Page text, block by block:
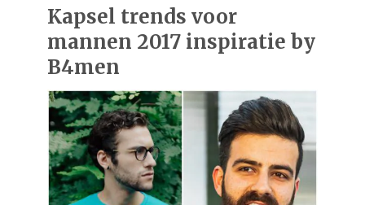
Kapsel trends voor
mannen 2017 inspiratie by
B4men